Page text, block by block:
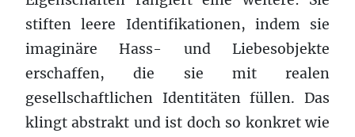
stiften leere Identifikationen, indem sie
imaginäre Hass- und Liebesobjekte
erschaffen, die sie mit realen
gesellschaftlichen Identitäten füllen. Das
klingt abstrakt und ist doch so konkret wie